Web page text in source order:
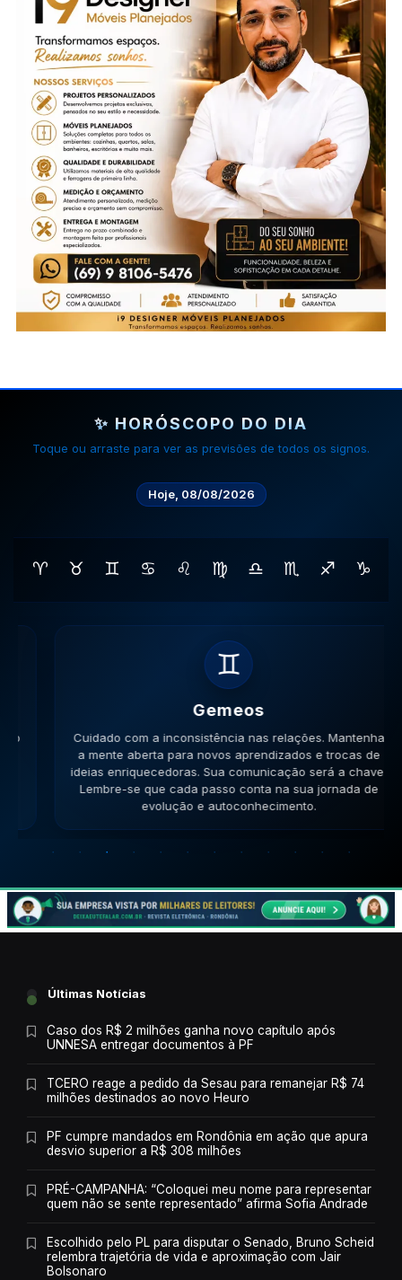
✨ HORÓSCOPO DO DIA
Toque ou arraste para ver as previsões de todos os signos.
Hoje, 08/08/2026
♈ ♉ ♊ ♋ ♌ ♍ ♎ ♏ ♐ ♑
♊
Gemeos
Cuidado com a inconsistência nas relações. Mantenha
a mente aberta para novos aprendizados e trocas de
ideias enriquecedoras. Sua comunicação será a chave.
Lembre-se que cada passo conta na sua jornada de
evolução e autoconhecimento.
Últimas Notícias
Caso dos R$ 2 milhões ganha novo capítulo após
UNNESA entregar documentos à PF
TCERO reage a pedido da Sesau para remanejar R$ 74
milhões destinados ao novo Heuro
PF cumpre mandados em Rondônia em ação que apura
desvio superior a R$ 308 milhões
PRÉ-CAMPANHA: “Coloquei meu nome para representar
quem não se sente representado” afirma Sofia Andrade
Escolhido pelo PL para disputar o Senado, Bruno Scheid
relembra trajetória de vida e aproximação com Jair
Bolsonaro